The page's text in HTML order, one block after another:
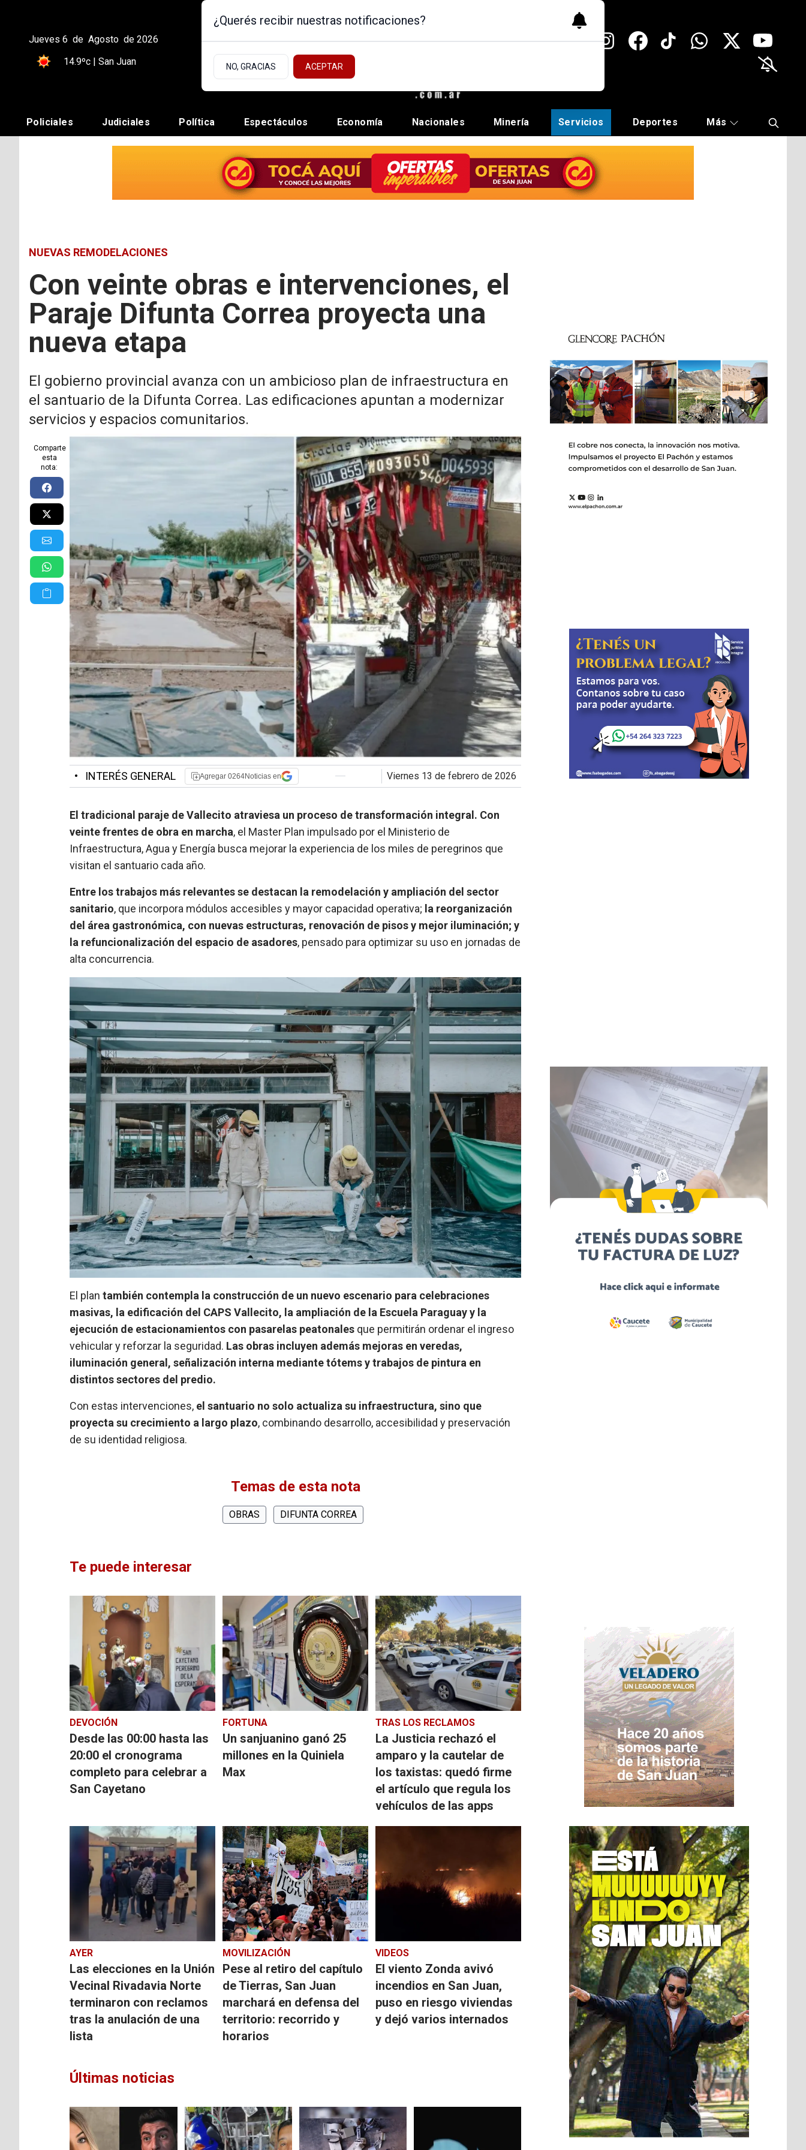
Jueves 6 de Agosto de 2026
14.9ºc | San Juan
Policiales Judiciales Política Espectáculos Economía Nacionales Minería Servicios Deportes Más
NUEVAS REMODELACIONES
Con veinte obras e intervenciones, el
Paraje Difunta Correa proyecta una
nueva etapa
El gobierno provincial avanza con un ambicioso plan de infraestructura en
el santuario de la Difunta Correa. Las edificaciones apuntan a modernizar
servicios y espacios comunitarios.
Comparte
esta
nota:
• INTERÉS GENERAL Agregar 0264Noticias en viernes 13 de febrero de 2026
El tradicional paraje de Vallecito atraviesa un proceso de transformación integral. Con
veinte frentes de obra en marcha, el Master Plan impulsado por el Ministerio de
Infraestructura, Agua y Energía busca mejorar la experiencia de los miles de peregrinos que
visitan el santuario cada año.
Entre los trabajos más relevantes se destacan la remodelación y ampliación del sector
sanitario, que incorpora módulos accesibles y mayor capacidad operativa; la reorganización
del área gastronómica, con nuevas estructuras, renovación de pisos y mejor iluminación; y
la refuncionalización del espacio de asadores, pensado para optimizar su uso en jornadas de
alta concurrencia.
El plantambién contempla la construcción de un nuevo escenario para celebraciones
masivas, la edificación del CAPS Vallecito, la ampliación de la Escuela Paraguay y la
ejecución de estacionamientos con pasarelas peatonales que permitirán ordenar el ingreso
vehicular y reforzar la seguridad. Las obras incluyen además mejoras en veredas,
iluminación general, señalización interna mediante tótems y trabajos de pintura en
distintos sectores del predio.
Con estas intervenciones, el santuario no solo actualiza su infraestructura, sino que
proyecta su crecimiento a largo plazo, combinando desarrollo, accesibilidad y preservación
de su identidad religiosa.
Temas de esta nota
OBRAS DIFUNTA CORREA
Te puede interesar
DEVOCIÓN
Desde las 00:00 hasta las
20:00 el cronograma
completo para celebrar a
San Cayetano
FORTUNA
Un sanjuanino ganó 25
millones en la Quiniela
Max
TRAS LOS RECLAMOS
La Justicia rechazó el
amparo y la cautelar de
los taxistas: quedó firme
el artículo que regula los
vehículos de las apps
AYER
Las elecciones en la Unión
Vecinal Rivadavia Norte
terminaron con reclamos
tras la anulación de una
lista
MOVILIZACIÓN
Pese al retiro del capítulo
de Tierras, San Juan
marchará en defensa del
territorio: recorrido y
horarios
VIDEOS
El viento Zonda avivó
incendios en San Juan,
puso en riesgo viviendas
y dejó varios internados
Últimas noticias
¿Querés recibir nuestras notificaciones?
NO, GRACIAS ACEPTAR